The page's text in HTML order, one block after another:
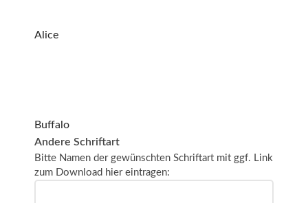
Alice
Buffalo
Andere Schriftart
Bitte Namen der gewünschten Schriftart mit ggf. Link
zum Download hier eintragen: